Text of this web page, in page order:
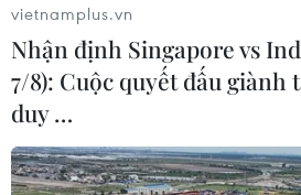
vietnamplus.vn
Nhận định Singapore vs
7/8): Cuộc quyết đấu giành
duy …